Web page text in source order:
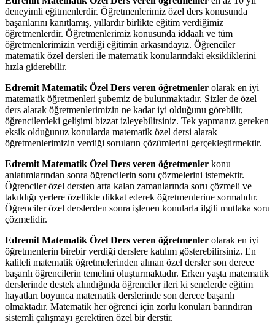
deneyimli eğitmenlerdir. Öğretmenlerimiz özel ders konusunda
başarılarını kanıtlamış, yıllardır birlikte eğitim verdiğimiz
öğretmenlerdir. Öğretmenlerimiz konusunda iddaalı ve tüm
öğretmenlerimizin verdiği eğitimin arkasındayız. Öğrenciler
matematik özel dersleri ile matematik konularındaki eksikliklerini
hızla giderebilir.
Edremit Matematik Özel Ders veren öğretmenler olarak en iyi
matematik öğretmenleri şubemiz de bulunmaktadır. Sizler de özel
ders alarak öğretmenlerimizin ne kadar iyi olduğunu görebilir,
öğrencilerdeki gelişimi bizzat izleyebilirsiniz. Tek yapmanız gereken
eksik olduğunuz konularda matematik özel dersi alarak
öğretmenlerimizin verdiği soruların çözümlerini gerçekleştirmektir.
Edremit Matematik Özel Ders veren öğretmenler konu
anlatımlarından sonra öğrencilerin soru çözmelerini istemektir.
Öğrenciler özel dersten arta kalan zamanlarında soru çözmeli ve
takıldığı yerlere özellikle dikkat ederek öğretmenlerine sormalıdır.
Öğrenciler özel derslerden sonra işlenen konularla ilgili mutlaka soru
çözmelidir.
Edremit Matematik Özel Ders veren öğretmenler olarak en iyi
öğretmenlerin birebir verdiği derslere katılım gösterebilirsiniz. En
kaliteli matematik öğretmelerinden alınan özel dersler son derece
başarılı öğrencilerin temelini oluşturmaktadır. Erken yaşta matematik
derslerinde destek alındığında öğrenciler ileri ki senelerde eğitim
hayatları boyunca matematik derslerinde son derece başarılı
olmaktadır. Matematik her öğrenci için zorlu konuları barındıran
sistemli çalışmayı gerektiren özel bir derstir.